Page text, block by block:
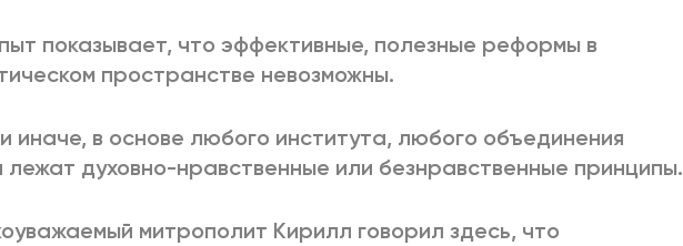
показывает, что эффективные, полезные реформы в
пространстве невозможны.
иначе, в основе любого института, любого объединения
духовно-нравственные или безнравственные принципы.
митрополит Кирилл говорил здесь, что